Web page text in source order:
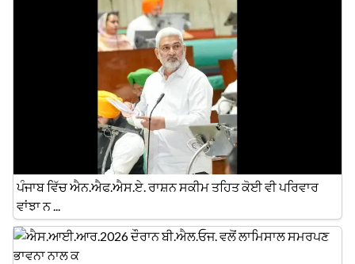
ਪੰਜਾਬ ਵਿੱਚ ਐਨ.ਐਫ.ਐਸ.ਏ. ਰਾਸ਼ਨ ਸਕੀਮ ਤਹਿਤ ਕੋਈ ਵੀ ਪਰਿਵਾਰ
ਵਾਂਝਾ ਨ ...